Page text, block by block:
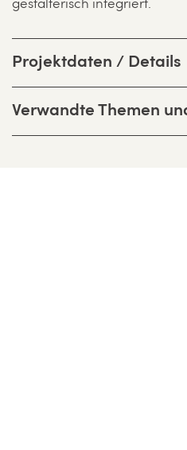
gestalterisch integriert.
Projektdaten / Details
Verwandte Themen